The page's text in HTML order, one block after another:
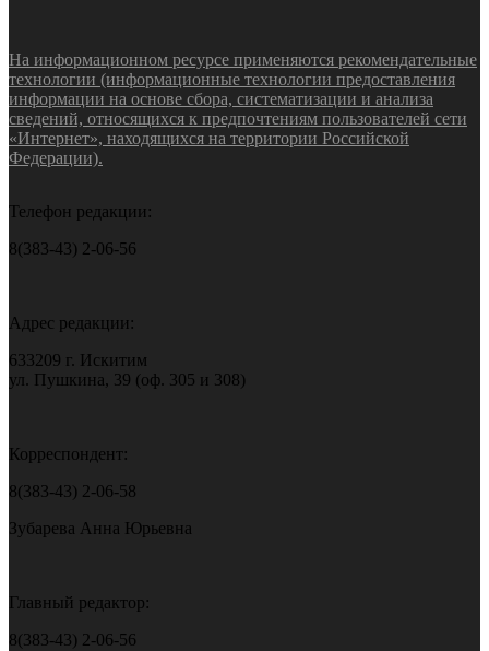
На информационном ресурсе применяются рекомендательные
технологии (информационные технологии предоставления
информации на основе сбора, систематизации и анализа
сведений, относящихся к предпочтениям пользователей сети
«Интернет», находящихся на территории Российской
Федерации).
Телефон редакции:
8(383-43) 2-06-56
Адрес редакции:
633209 г. Искитим
ул. Пушкина, 39 (оф. 305 и 308)
Корреспондент:
8(383-43) 2-06-58
Зубарева Анна Юрьевна
Главный редактор:
8(383-43) 2-06-56